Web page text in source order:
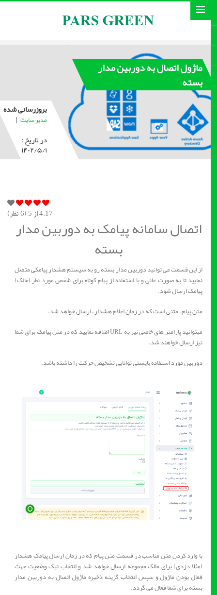
ماژول اتصال به دوربین مدار
بسته
بروزرسانی شده
مدیر سایت |
در تاریخ :
۱۴۰۲/۵/۱
4.17از 5 ( 6نظر)
اتصال سامانه پیامک به دوربین مدار
بسته
از این قسمت می توانید دوربین مدار بسته رو به سیستم هشدار پیامکی متصل
نمایید تا به صورت عانی و با استفاده از پیام کوتاه برای شخص مورد نظر (مالک)
پیامک ارسال شود.
متن پیام ، متنی است که در زمان اعلام هشدار ، ارسال خواهد شد.
میتوانید پارامتر های خاصی نیز به URL اضافه نمایید که در متن پیامک برای شما
نیز ارسال خواهند شد.
دوربین مورد استفاده بایستی توانایی تشخیص حرکت را داشته باشد.
با وارد کردن متن مناسب در قسمت متن پیام که در زمان ارسال پیامک هشدار
(مثلا دزدی) برای مالک مجموعه ارسال خواهد شد و انتخاب تیک وضعیت جهت
فعال بودن ماژول و سپس انتخاب گزینه ذخیره ماژول اتصال به دوربین مدار
بسته برای شما فعال می گردد.